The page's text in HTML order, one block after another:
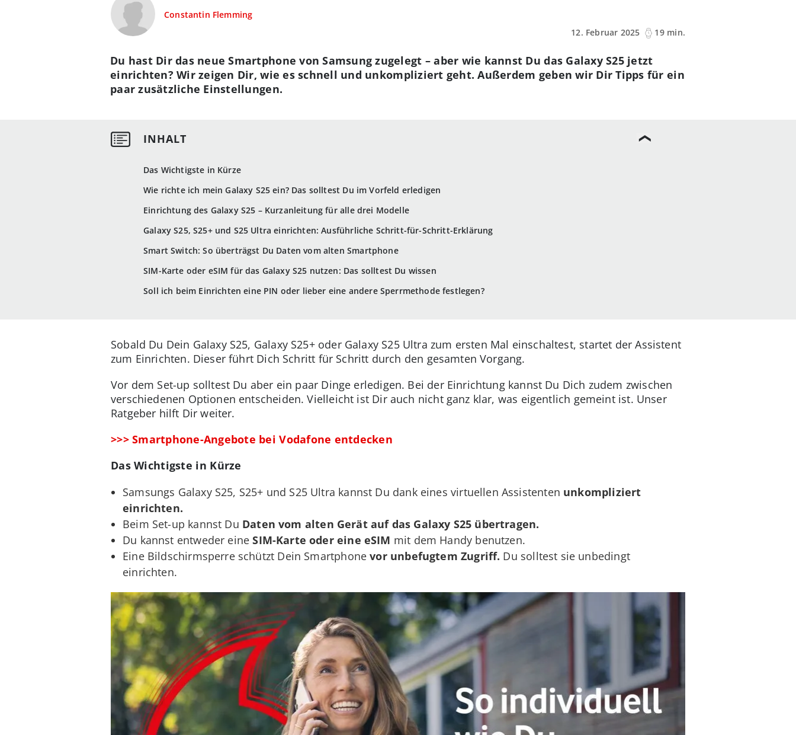
Constantin Flemming
12. Februar 2025
19 min.
Das Wichtigste in Kürze
Wie richte ich mein Galaxy S25 ein? Das solltest Du im Vorfeld erledigen
Einrichtung des Galaxy S25 – Kurzanleitung für alle drei Modelle
Galaxy S25, S25+ und S25 Ultra einrichten: Ausführliche Schritt-für-Schritt-Erklärung
Smart Switch: So überträgst Du Daten vom alten Smartphone
SIM-Karte oder eSIM für das Galaxy S25 nutzen: Das solltest Du wissen
Soll ich beim Einrichten eine PIN oder lieber eine andere Sperrmethode festlegen?
Du hast Dir das neue Smartphone von Samsung zugelegt – aber wie kannst Du das Galaxy S25 jetzt
einrichten? Wir zeigen Dir, wie es schnell und unkompliziert geht. Außerdem geben wir Dir Tipps für ein
paar zusätzliche Einstellungen.
Sobald Du Dein Galaxy S25, Galaxy S25+ oder Galaxy S25 Ultra zum ersten Mal einschaltest, startet der Assistent
zum Einrichten. Dieser führt Dich Schritt für Schritt durch den gesamten Vorgang.
Vor dem Set-up solltest Du aber ein paar Dinge erledigen. Bei der Einrichtung kannst Du Dich zudem zwischen
verschiedenen Optionen entscheiden. Vielleicht ist Dir auch nicht ganz klar, was eigentlich gemeint ist. Unser
Ratgeber hilft Dir weiter.
>>> Smartphone-Angebote bei Vodafone entdecken
Das Wichtigste in Kürze
Samsungs Galaxy S25, S25+ und S25 Ultra kannst Du dank eines virtuellen Assistenten unkompliziert
einrichten.
Beim Set-up kannst Du Daten vom alten Gerät auf das Galaxy S25 übertragen.
Du kannst entweder eineSIM-Karte oder eine eSIM mit dem Handy benutzen.
Eine Bildschirmsperre schützt Dein Smartphonevor unbefugtem Zugriff. Du solltest sie unbedingt
einrichten.